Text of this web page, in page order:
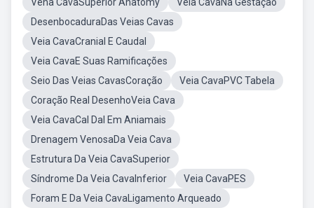
DesenbocaduraDas Veias Cavas
Veia CavaCranial E Caudal
Veia CavaE Suas Ramificações
Seio Das Veias CavasCoração
Veia CavaPVC Tabela
Coração Real DesenhoVeia Cava
Veia CavaCal Dal Em Aniamais
Drenagem VenosaDa Veia Cava
Estrutura Da Veia CavaSuperior
Síndrome Da Veia CavaInferior
Veia CavaPES
Foram E Da Veia CavaLigamento Arqueado